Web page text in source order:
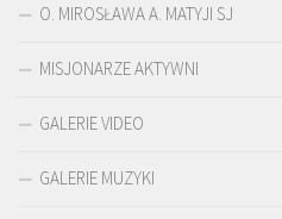
O. MIROSŁAWA A. MATYJI SJ
MISJONARZE AKTYWNI
GALERIE VIDEO
GALERIE MUZYKI